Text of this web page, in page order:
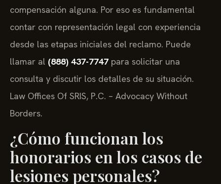
compensación alguna. Por eso es fundamental
contar con representación legal con experiencia
desde las etapas iniciales del reclamo. Puede
llamar al (888) 437-7747 para solicitar una
consulta y discutir los detalles de su situación.
Law Offices Of SRIS, P.C. – Advocacy Without
Borders.
¿Cómo funcionan los
honorarios en los casos de
lesiones personales?